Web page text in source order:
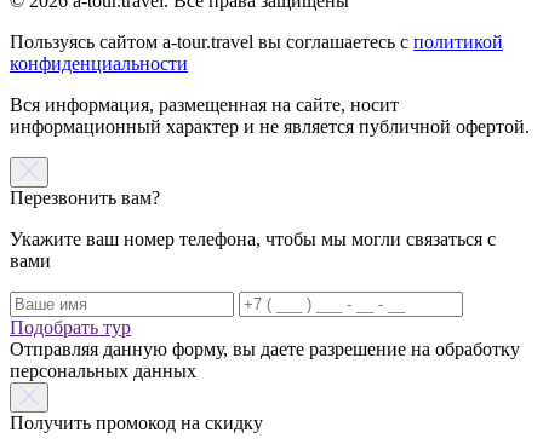
Пользуясь сайтом a-tour.travel вы соглашаетесь с политикой
конфиденциальности
Вся информация, размещенная на сайте, носит
информационный характер и не является публичной офертой.
Перезвонить вам?
Укажите ваш номер телефона, чтобы мы могли связаться с
вами
Подобрать тур
Отправляя данную форму, вы даете разрешение на обработку
персональных данных
Получить промокод на скидку